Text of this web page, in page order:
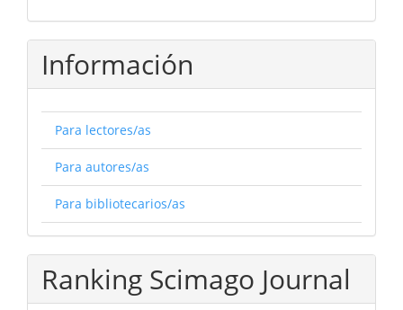
Información
Para lectores/as
Para autores/as
Para bibliotecarios/as
Ranking Scimago Journal